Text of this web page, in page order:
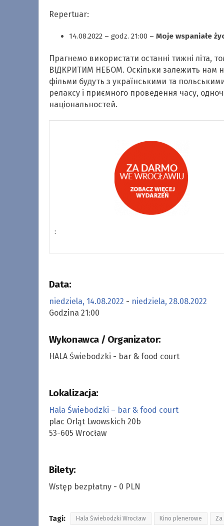
Repertuar:
14.08.2022 – godz. 21:00 – Moje wspaniałe
Прагнемо використати останні тижні літа,
ВІДКРИТИМ НЕБОМ. Оскільки залежить нам
фільми будуть з українськими та
релаксу і приємного проведення часу,
національностей.
:
Data:
niedziela, 14.08.2022 - niedziela, 28.08.2022
Godzina 21:00
Wykonawca / Organizator:
HALA Świebodzki - bar & food court
Lokalizacja:
Hala Świebodzki – bar & food court
plac Orląt Lwowskich 20b
53-605 Wrocław
Bilety:
Wstęp bezpłatny - 0 PLN
Tagi: Hala Świebodzki Wrocław Kino plenerowe Za